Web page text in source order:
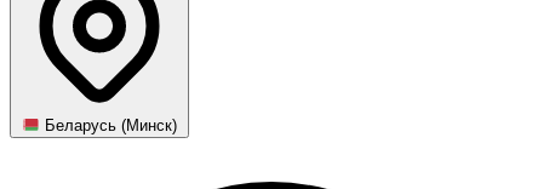
Беларусь (Минск)